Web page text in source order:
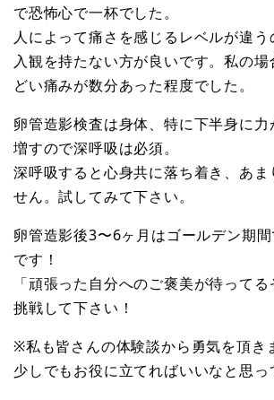
で恐怖心で一杯でした。
人によって痛さを感じるレベルが違
入観を持たない方が良いです。私の場
どい痛みが数分あった程度でした。
卵管造影検査は身体、特に下半身に
増すので深呼吸は必須。
深呼吸すると心身共に落ち着き、あま
せん。試してみて下さい。
卵管造影後3〜6ヶ月はゴールデン期
です！
「頑張った自分へのご褒美が待って
挑戦して下さい！
※私も皆さんの体験談から勇気を頂き
少しでもお役に立てればいいなと思っ